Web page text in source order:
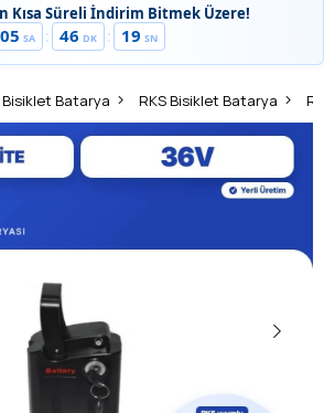
Kısa Süreli İndirim Bitmek Üzere!
05 SA : 46 DK : 19 SN
Batarya RKS Bisiklet Batarya